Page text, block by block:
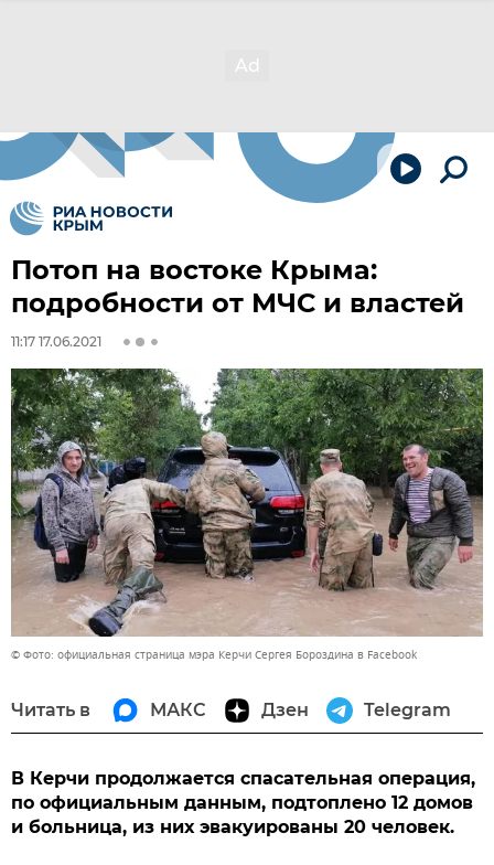
Потоп на востоке Крыма:
подробности от МЧС и властей
11:17 17.06.2021
© Фото: официальная страница мэра Керчи Сергея Бороздина в Facebook
Читать в МАКС Дзен Telegram
В Керчи продолжается спасательная операция,
по официальным данным, подтоплено 12 домов
и больница, из них эвакуированы 20 человек.